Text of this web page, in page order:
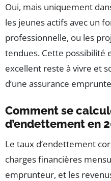
Oui, mais uniquement
les jeunes actifs avec un
professionnelle, ou les
tendues. Cette possibilité
excellent reste à vivre et
d’une assurance
Comment se
d’endettement en
Le taux d’endettement
charges financières
emprunteur, et les